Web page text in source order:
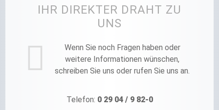
IHR DIREKTER DRAHT ZU
UNS
Wenn Sie noch Fragen haben oder
weitere Informationen wünschen,
schreiben Sie uns oder rufen Sie uns an.
Telefon: 0 29 04 / 9 82-0